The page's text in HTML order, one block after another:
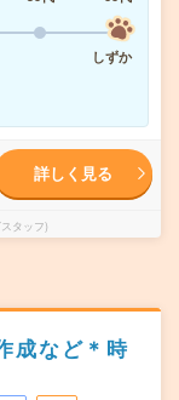
しずか
詳しく見る
タッフ)
成など＊時